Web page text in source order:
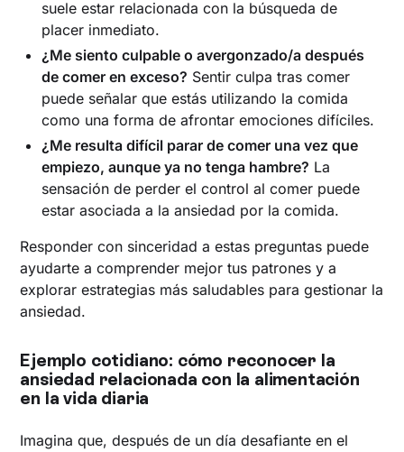
suele estar relacionada con la búsqueda de
placer inmediato.
¿Me siento culpable o avergonzado/a después
de comer en exceso? Sentir culpa tras comer
puede señalar que estás utilizando la comida
como una forma de afrontar emociones difíciles.
¿Me resulta difícil parar de comer una vez que
empiezo, aunque ya no tenga hambre? La
sensación de perder el control al comer puede
estar asociada a la ansiedad por la comida.
Responder con sinceridad a estas preguntas puede
ayudarte a comprender mejor tus patrones y a
explorar estrategias más saludables para gestionar la
ansiedad.
Ejemplo cotidiano: cómo reconocer la
ansiedad relacionada con la alimentación
en la vida diaria
Imagina que, después de un día desafiante en el